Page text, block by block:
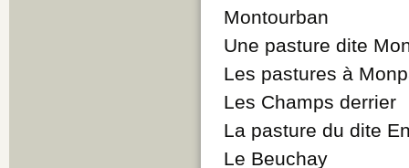
Montourban
Une pasture dite
Les pastures à
Les Champs derrier
La pasture du dite
Le Beuchay